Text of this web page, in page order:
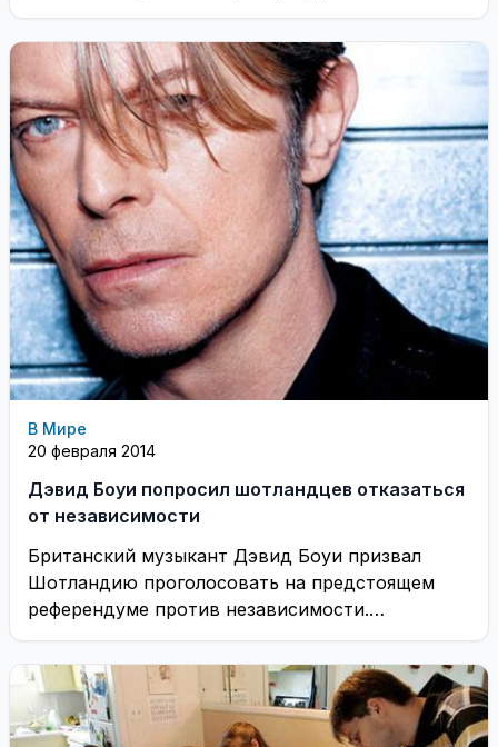
дождливо. Погода начнёт ...
В Мире
20 февраля 2014
Дэвид Боуи попросил шотландцев отказаться
от независимости
Британский музыкант Дэвид Боуи призвал
Шотландию проголосовать на предстоящем
референдуме против независимости.
Соответствующее заявление от его имени было
сделано на ...